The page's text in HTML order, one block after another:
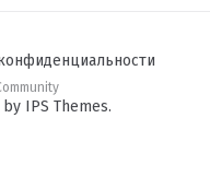
IPS Themes.